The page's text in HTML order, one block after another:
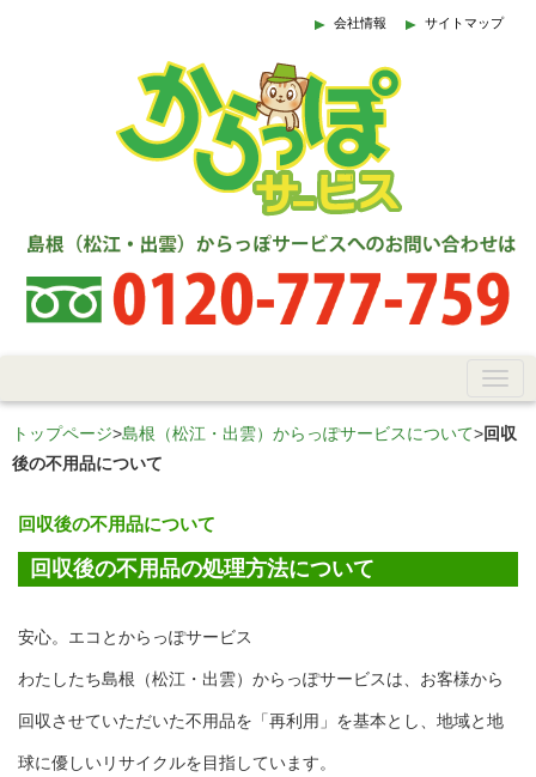
会社情報 サイトマップ
トップページ>島根（松江・出雲）からっぽサービスについて>回収
後の不用品について
回収後の不用品について
回収後の不用品の処理方法について
安心。エコとからっぽサービス
わたしたち島根（松江・出雲）からっぽサービスは、お客様から
回収させていただいた不用品を「再利用」を基本とし、地域と地
球に優しいリサイクルを目指しています。